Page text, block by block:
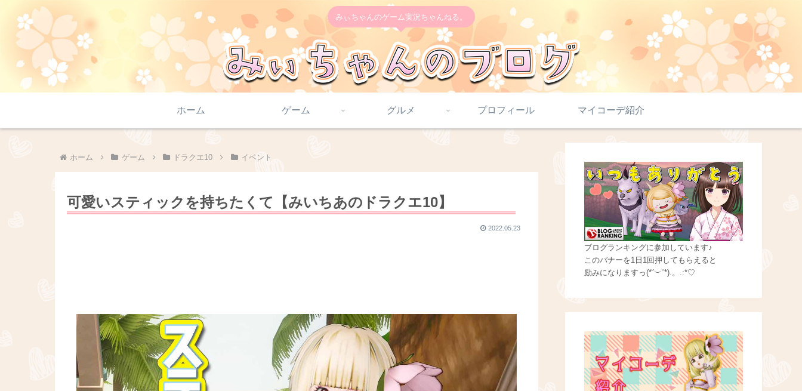
みぃちゃんのゲーム実況ちゃんねる。
ホーム ゲーム グルメ プロフィール マイコーデ紹介
ホーム ゲーム ドラクエ10 イベント
可愛いスティックを持ちたくて【みいちあのドラクエ10】
2022.05.23
ブログランキングに参加しています♪
このバナーを1日1回押してもらえると
励みになりますっ(*˘︶˘*).。.:*♡